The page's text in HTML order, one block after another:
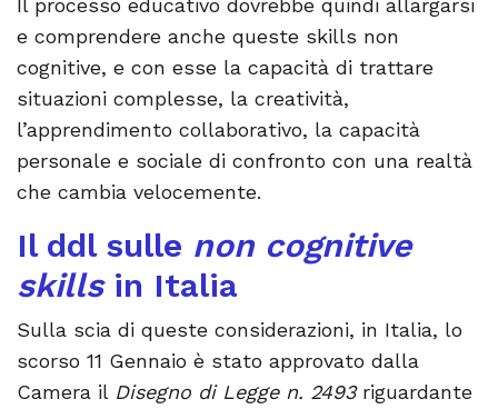
Il processo educativo dovrebbe quindi allargarsi
e comprendere anche queste skills non
cognitive, e con esse la capacità di trattare
situazioni complesse, la creatività,
l’apprendimento collaborativo, la capacità
personale e sociale di confronto con una realtà
che cambia velocemente.
Il ddl sulle non cognitive
skillsin Italia
Sulla scia di queste considerazioni, in Italia, lo
scorso 11 Gennaio è stato approvato dalla
Camera il Disegno di Legge n. 2493riguardante